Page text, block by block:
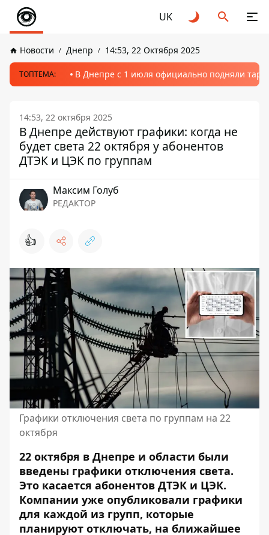
UK
Новости Днепр 14:53, 22 Октября 2025
ТОПТЕМА: В Днепре с 1 июля официально подняли
14:53, 22 октября 2025
В Днепре действуют графики: когда не
будет света 22 октября у абонентов
ДТЭК и ЦЭК по группам
Максим Голуб
РЕДАКТОР
👍
Графики отключения света по группам на 22
октября
22 октября в Днепре и области были
введены графики отключения света.
Это касается абонентов ДТЭК и ЦЭК.
Компании уже опубликовали графики
для каждой из групп, которые
планируют отключать, на ближайшее